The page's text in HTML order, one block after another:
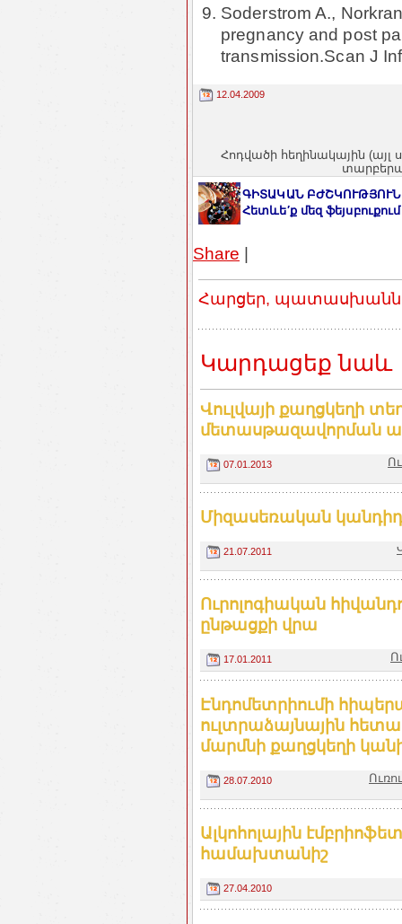
Soderstrom A.,
pregnancy and post
transmission.Scan J
12.04.2009
Հոդվածի հեղինակային (այլ
ԳԻՏԱԿԱՆ ԲԺՇԿՈՒԹՅՈՒՆ
Հետևե′ք մեզ ֆեյսբուքում
Share |
Հարցեր,
Կարդացեք նաև
Վուլվայի քաղցկեղի
մետասթազավորման
07.01.2013
Միզասեռական
21.07.2011
Ուրոլոգիական
ընթացքի վրա
17.01.2011
Էնդոմետրիումի
ուլտրաձայնային
մարմնի քաղցկեղի
28.07.2010
Ալկոհոլային
համախտանիշ
27.04.2010